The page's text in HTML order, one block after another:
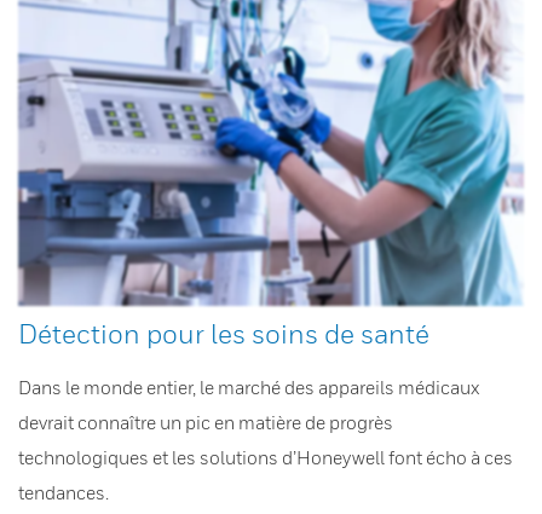
Détection pour les soins de santé
Dans le monde entier, le marché des appareils médicaux
devrait connaître un pic en matière de progrès
technologiques et les solutions d’Honeywell font écho à ces
tendances.